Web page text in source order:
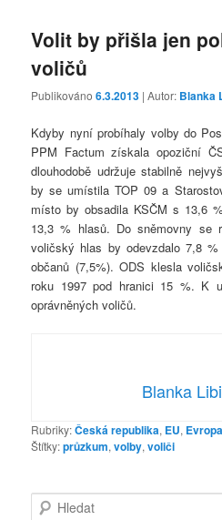
Volit by přišla jen
voličů
Publikováno6.3.2013 | Autor: Blanka
Kdyby nyní probíhaly volby do
PPM Factum získala opoziční
dlouhodobě udržuje stabilně
by se umístila TOP 09 a
místo by obsadila KSČM s 13,6
13,3 % hlasů. Do sněmovny se
voličský hlas by odevzdalo 7,8
občanů (7,5%). ODS klesla
roku 1997 pod hranici 15 %. K
oprávněných voličů.
Blanka
Rubriky:Česká republika, EU, Evropa
Štítky:průzkum,volby,voliči